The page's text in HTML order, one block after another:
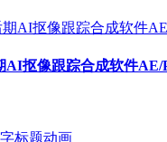
AI抠像跟踪合成软件